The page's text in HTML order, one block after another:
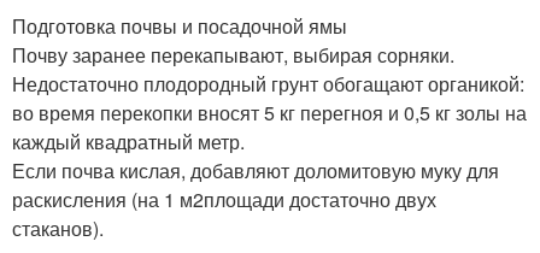
Подготовка почвы и посадочной ямы
Почву заранее перекапывают, выбирая сорняки.
Недостаточно плодородный грунт обогащают органикой:
во время перекопки вносят 5 кг перегноя и 0,5 кг золы на
каждый квадратный метр.
Если почва кислая, добавляют доломитовую муку для
раскисления (на 1 м2площади достаточно двух
стаканов).